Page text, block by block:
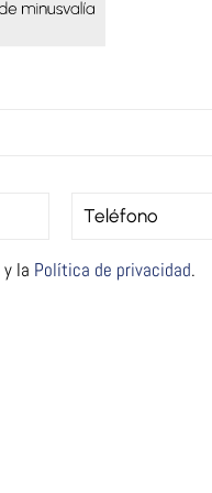
y la Política de privacidad.